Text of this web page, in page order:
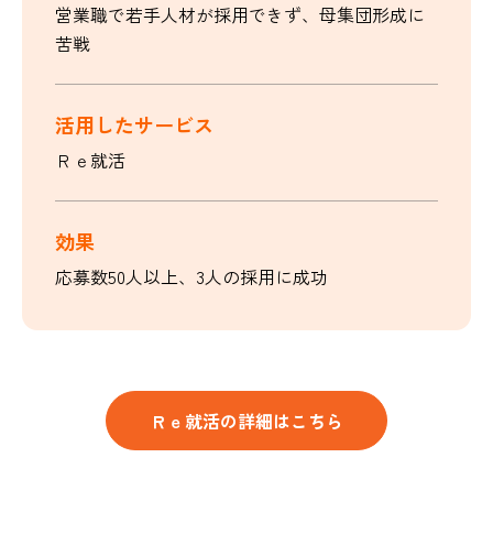
営業職で若手人材が採用できず、母集団形成に
苦戦
活用したサービス
Ｒｅ就活
効果
応募数50人以上、3人の採用に成功
Ｒｅ就活の詳細はこちら